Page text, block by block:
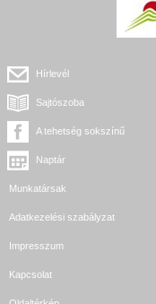
Hírlevél
Sajtószoba
A tehetség sokszínű
Naptár
Munkatársak
Adatkezelési szabályzat
Impresszum
Kapcsolat